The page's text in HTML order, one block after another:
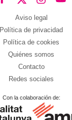
Aviso legal
Política de privacidad
Política de cookies
Quiénes somos
Contacto
Redes sociales
Con la colaboración de: